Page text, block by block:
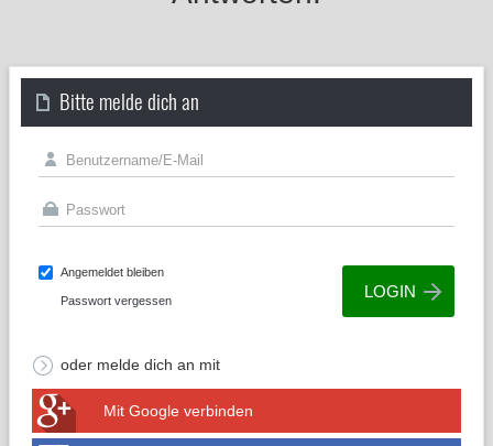
Bitte melde dich an
Angemeldet bleiben
Passwort vergessen
oder melde dich an mit
Mit Google verbinden